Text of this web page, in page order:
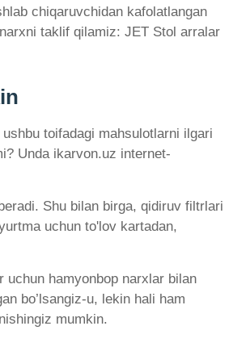
chiqaruvchidan kafolatlangan
taklif qilamiz: JET Stol arralar
toifadagi mahsulotlarni ilgari
Unda ikarvon.uz internet-
Shu bilan birga, qidiruv filtrlari
uchun to'lov kartadan,
uchun hamyonbop narxlar bilan
bo’lsangiz-u, lekin hali ham
mumkin.